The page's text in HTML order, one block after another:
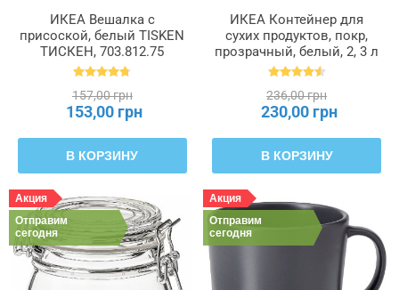
ИКЕА Вешалка с
присоской, белый TISKEN
ТИСКЕН, 703.812.75
157,00 грн
153,00 грн
В КОРЗИНУ
ИКЕА Контейнер для
сухих продуктов, покр,
прозрачный, белый, 2, 3 л
IKEA 365+, 900.667.08
236,00 грн
230,00 грн
В КОРЗИНУ
Акция
Отправим
сегодня
Акция
Отправим
сегодня